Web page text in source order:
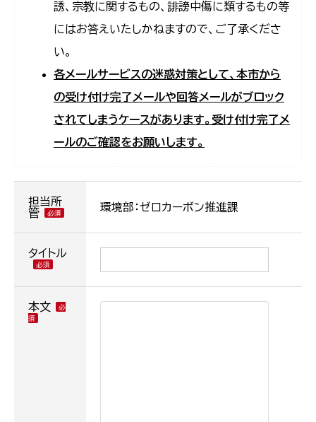
誘、宗教に関するもの、誹謗中傷に類するもの等
にはお答えいたしかねますので、ご了承くださ
い。
各メールサービスの迷惑対策として、本市から
の受け付け完了メールや回答メールがブロック
されてしまうケースがあります。受け付け完了メ
ールのご確認をお願いします。
担当所
管
環境部：ゼロカーボン推進課
タイトル
本文